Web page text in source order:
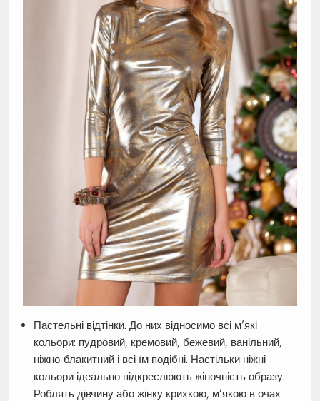
Пастельні відтінки. До них відносимо всі м’які
кольори: пудровий, кремовий, бежевий, ванільний,
ніжно-блакитний і всі їм подібні. Настільки ніжні
кольори ідеально підкреслюють жіночність образу.
Роблять дівчину або жінку крихкою, м’якою в очах